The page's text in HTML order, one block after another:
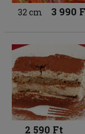
32 cm 3 990
2 590 Ft